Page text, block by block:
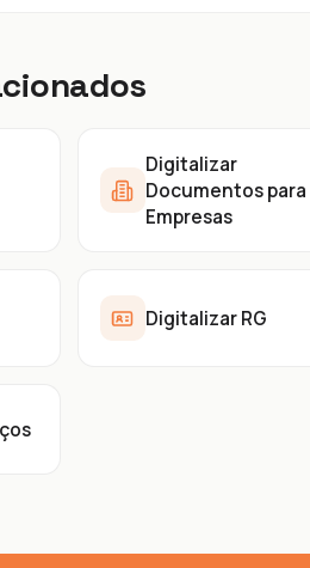
Digitalizar
Documentos para
Empresas
Digitalizar RG